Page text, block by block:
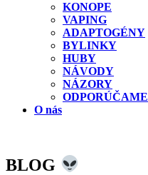
KONOPE
VAPING
ADAPTOGÉNY
BYLINKY
HUBY
NÁVODY
NÁZORY
ODPORÚČAME
O nás
BLOG